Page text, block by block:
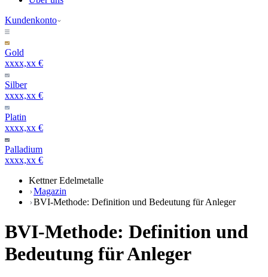
Kundenkonto
Gold
xxxx,xx €
Silber
xxxx,xx €
Platin
xxxx,xx €
Palladium
xxxx,xx €
Kettner Edelmetalle
Magazin
BVI-Methode: Definition und Bedeutung für Anleger
BVI-Methode: Definition und
Bedeutung für Anleger